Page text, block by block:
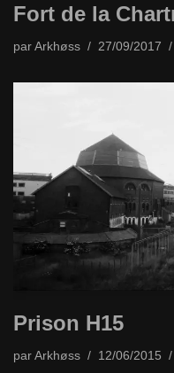
Fort de la
par Arkhøss 27/09/2017
Prison H15
par Arkhøss 12/06/2015